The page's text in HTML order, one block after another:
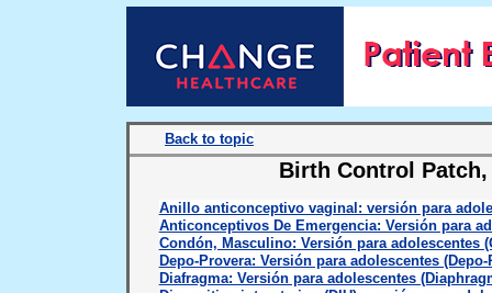
Back to topic
Birth Control Patch,
Anillo anticonceptivo vaginal: versión para
Anticonceptivos De Emergencia: Versión para
Condón, Masculino: Versión para adolescentes
Depo-Provera: Versión para adolescentes
Diafragma: Versión para adolescentes